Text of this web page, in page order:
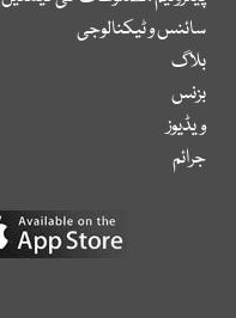
سائنس و ٹیکنالوجی
بلاگ
بزنس
ویڈیوز
جرائم